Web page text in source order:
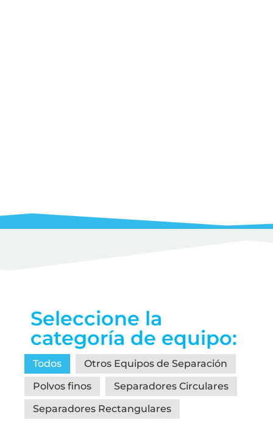
Seleccione la
categoría de equipo:
Todos
Otros Equipos de Separación
Polvos finos
Separadores Circulares
Separadores Rectangulares